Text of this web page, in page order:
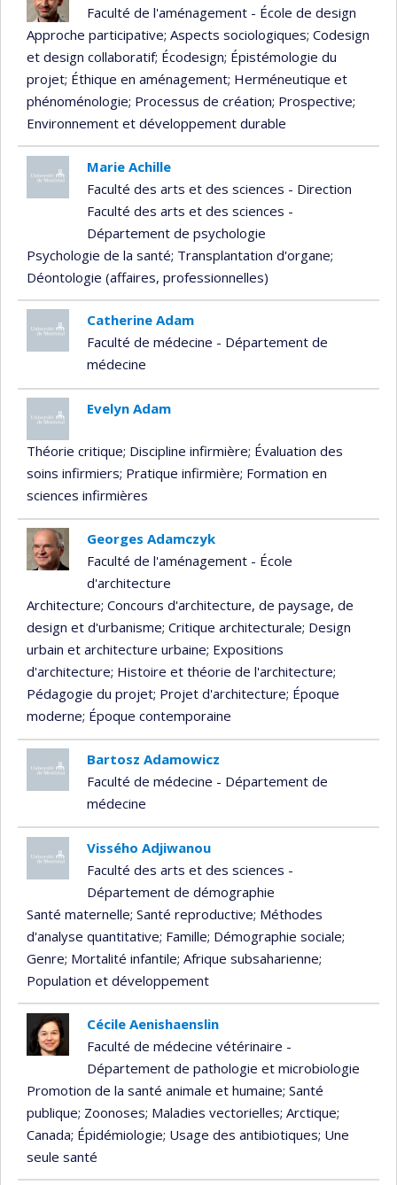
Faculté de l'aménagement - École de design
Approche participative; Aspects sociologiques; Codesign
et design collaboratif; Écodesign; Épistémologie du
projet; Éthique en aménagement; Herméneutique et
phénoménologie; Processus de création; Prospective;
Environnement et développement durable
Marie Achille
Faculté des arts et des sciences - Direction
Faculté des arts et des sciences -
Département de psychologie
Psychologie de la santé; Transplantation d'organe;
Déontologie (affaires, professionnelles)
Catherine Adam
Faculté de médecine - Département de
médecine
Evelyn Adam
Théorie critique; Discipline infirmière; Évaluation des
soins infirmiers; Pratique infirmière; Formation en
sciences infirmières
Georges Adamczyk
Faculté de l'aménagement - École
d'architecture
Architecture; Concours d'architecture, de paysage, de
design et d'urbanisme; Critique architecturale; Design
urbain et architecture urbaine; Expositions
d'architecture; Histoire et théorie de l'architecture;
Pédagogie du projet; Projet d'architecture; Époque
moderne; Époque contemporaine
Bartosz Adamowicz
Faculté de médecine - Département de
médecine
Vissého Adjiwanou
Faculté des arts et des sciences -
Département de démographie
Santé maternelle; Santé reproductive; Méthodes
d'analyse quantitative; Famille; Démographie sociale;
Genre; Mortalité infantile; Afrique subsaharienne;
Population et développement
Cécile Aenishaenslin
Faculté de médecine vétérinaire -
Département de pathologie et microbiologie
Promotion de la santé animale et humaine; Santé
publique; Zoonoses; Maladies vectorielles; Arctique;
Canada; Épidémiologie; Usage des antibiotiques; Une
seule santé